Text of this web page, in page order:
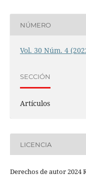
NÚMERO
Vol. 30 Núm. 4
SECCIÓN
Artículos
LICENCIA
Derechos de autor 2024